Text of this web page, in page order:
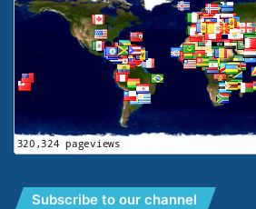
Subscribe to our channel